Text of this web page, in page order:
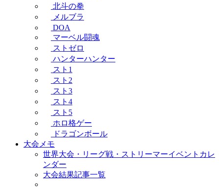
北斗の拳
メルブラ
DOA
マーベル闘魂
ストゼロ
ハンターハンター
スト1
スト2
スト3
スト4
スト5
ホロ格ゲー
ドラゴンボール
大会メモ
世界大会・リーグ戦・ストリーマーイベントカレ
ンダー
大会結果記事一覧